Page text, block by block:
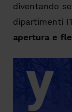
diventando
dipartimenti
apertura e